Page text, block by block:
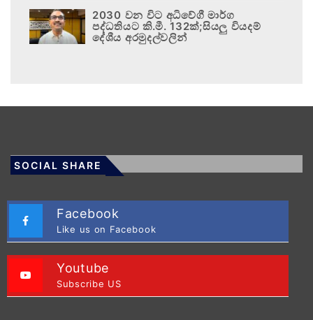
2030 වන විට අධිවේගී මාර්ග
පද්ධතියට කි.මී. 132ක්;සියලු වියදම්
දේශීය අරමුදල්වලින්
SOCIAL SHARE
Facebook
Like us on Facebook
Youtube
Subscribe US